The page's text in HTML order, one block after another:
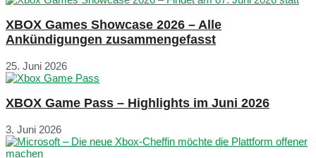
XBOX Games Showcase 2026 – Alle
Ankündigungen zusammengefasst
25. Juni 2026
XBOX Game Pass – Highlights im Juni 2026
3. Juni 2026